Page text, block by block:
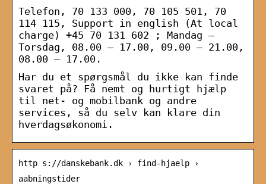
Telefon, 70 133 000, 70 105 501, 70
114 115, Support in english (At local
charge) +45 70 131 602 ; Mandag –
Torsdag, 08.00 – 17.00, 09.00 – 21.00,
08.00 – 17.00.
Har du et spørgsmål du ikke kan finde
svaret på? Få nemt og hurtigt hjælp
til net- og mobilbank og andre
services, så du selv kan klare din
hverdagsøkonomi.
http s://danskebank.dk › find-hjaelp ›
aabningstider